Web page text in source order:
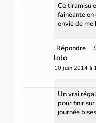
Ce tiramisu
fainéante
envie de me
Répondre
lolo
10 juin 2014 à
Un vrai
pour finir
journée bises